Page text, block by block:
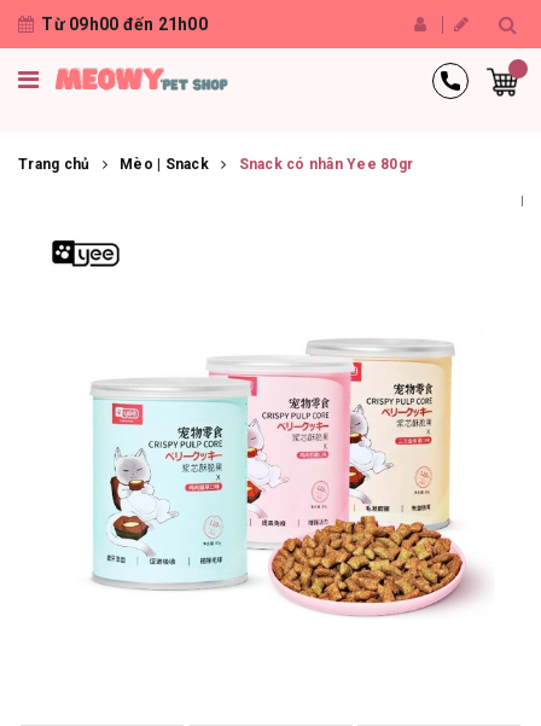
Từ 09h00 đến 21h00
Trang chủ Mèo | Snack Snack có nhân Yee 80gr